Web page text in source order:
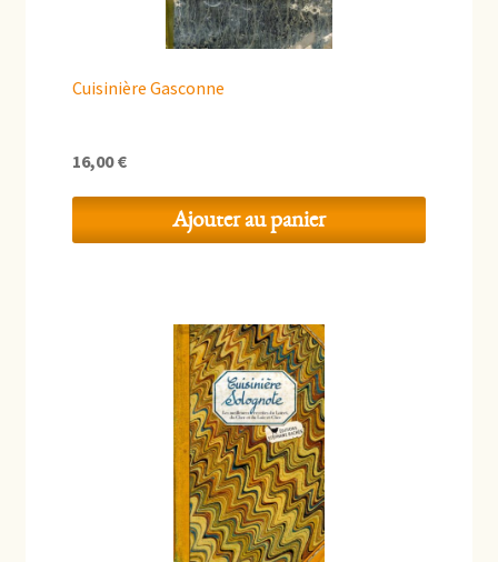
Cuisinière Gasconne
16,00€
Ajouter au panier